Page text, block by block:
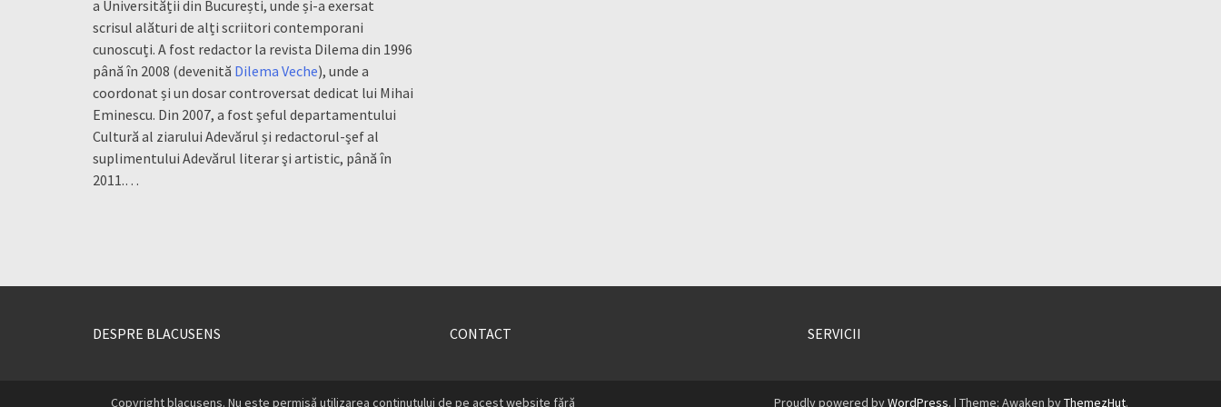
a Universității din București, unde și-a exersat
scrisul alături de alți scriitori contemporani
cunoscuți. A fost redactor la revista Dilema din 1996
până în 2008 (devenită Dilema Veche), unde a
coordonat și un dosar controversat dedicat lui Mihai
Eminescu. Din 2007, a fost şeful departamentului
Cultură al ziarului Adevărul și redactorul-şef al
suplimentului Adevărul literar şi artistic, până în
2011.…
DESPRE BLACUSENS CONTACT SERVICII
Copyright blacusens. Nu este permisă utilizarea conținutului de pe acest website fără Proudly powered byWordPress. | Theme: Awaken byThemezHut.